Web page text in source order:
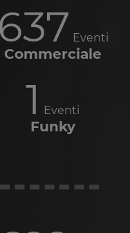
637 Eventi
Commerciale
1 Eventi
Funky